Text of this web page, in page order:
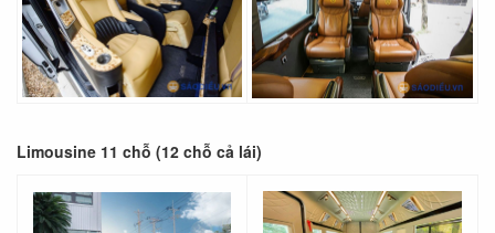
Limousine 11 chỗ (12 chỗ cả lái)